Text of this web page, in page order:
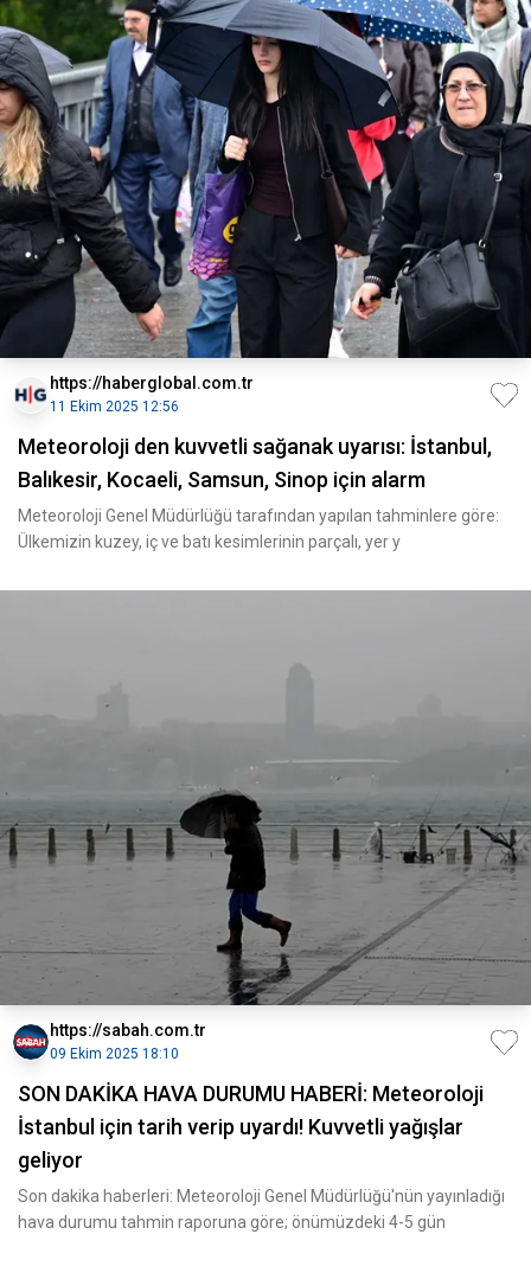
https://haberglobal.com.tr
11 Ekim 2025 12:56
Meteoroloji den kuvvetli sağanak uyarısı: İstanbul,
Balıkesir, Kocaeli, Samsun, Sinop için alarm
Meteoroloji Genel Müdürlüğü tarafından yapılan tahminlere göre:
Ülkemizin kuzey, iç ve batı kesimlerinin parçalı, yer y
https://sabah.com.tr
09 Ekim 2025 18:10
SON DAKİKA HAVA DURUMU HABERİ: Meteoroloji
İstanbul için tarih verip uyardı! Kuvvetli yağışlar
geliyor
Son dakika haberleri: Meteoroloji Genel Müdürlüğü'nün yayınladığı
hava durumu tahmin raporuna göre; önümüzdeki 4-5 gün